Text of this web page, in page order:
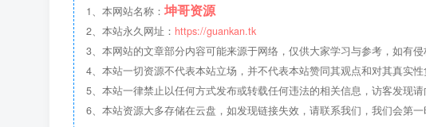
1、本网站名称： 坤哥资源
2、本站永久网址： https://guankan.tk
3、本网站的文章部分内容可能来源于网络，仅供大家学习与参考，如有侵
4、本站一切资源不代表本站立场，并不代表本站赞同其观点和对其真实性
5、本站一律禁止以任何方式发布或转载任何违法的相关信息，访客发现
6、本站资源大多存储在云盘，如发现链接失效，请联系我们，我们会第一